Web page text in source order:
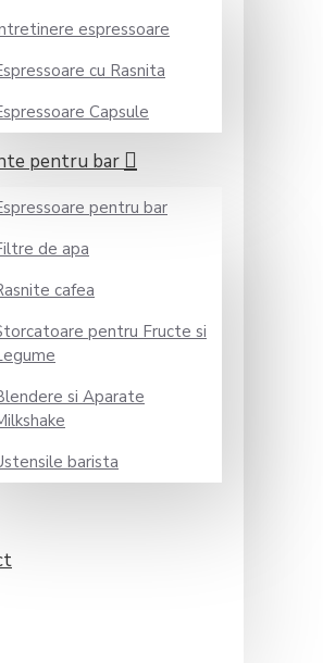
espressoare
cu Rasnita
Capsule
pentru bar
pentru bar
de apa
cafea
pentru Fructe si
si Aparate
barista